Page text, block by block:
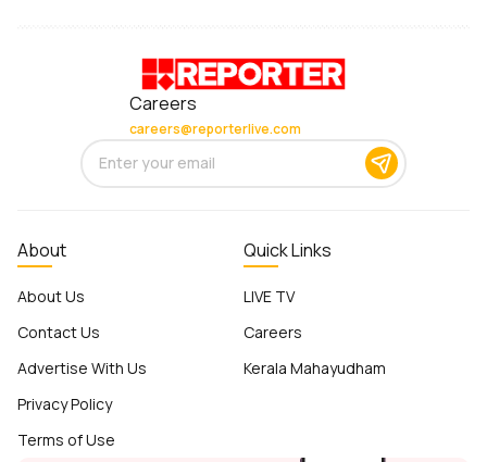
Careers
careers@reporterlive.com
About
About Us
Contact Us
Advertise With Us
Privacy Policy
Terms of Use
Quick Links
LIVE TV
Careers
Kerala Mahayudham